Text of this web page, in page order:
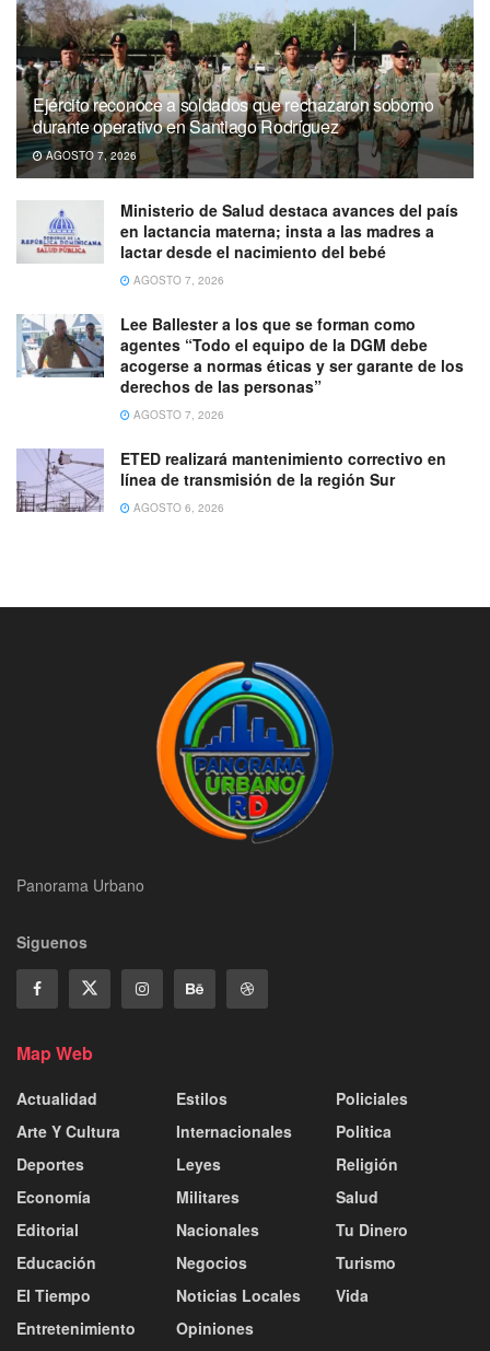
Ejército reconoce a soldados que rechazaron soborno
durante operativo en Santiago Rodríguez
AGOSTO 7, 2026
Ministerio de Salud destaca avances del país
en lactancia materna; insta a las madres a
lactar desde el nacimiento del bebé
AGOSTO 7, 2026
Lee Ballester a los que se forman como
agentes “Todo el equipo de la DGM debe
acogerse a normas éticas y ser garante de los
derechos de las personas”
AGOSTO 7, 2026
ETED realizará mantenimiento correctivo en
línea de transmisión de la región Sur
AGOSTO 6, 2026
Panorama Urbano
Siguenos
Map Web
Actualidad
Arte Y Cultura
Deportes
Economía
Editorial
Educación
El Tiempo
Entretenimiento
Estilos
Internacionales
Leyes
Militares
Nacionales
Negocios
Noticias Locales
Opiniones
Policiales
Politica
Religión
Salud
Tu Dinero
Turismo
Vida